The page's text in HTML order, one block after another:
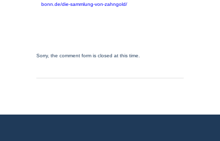
bonn.de/die-sammlung-von-zahngold/
Sorry, the comment form is closed at this time.